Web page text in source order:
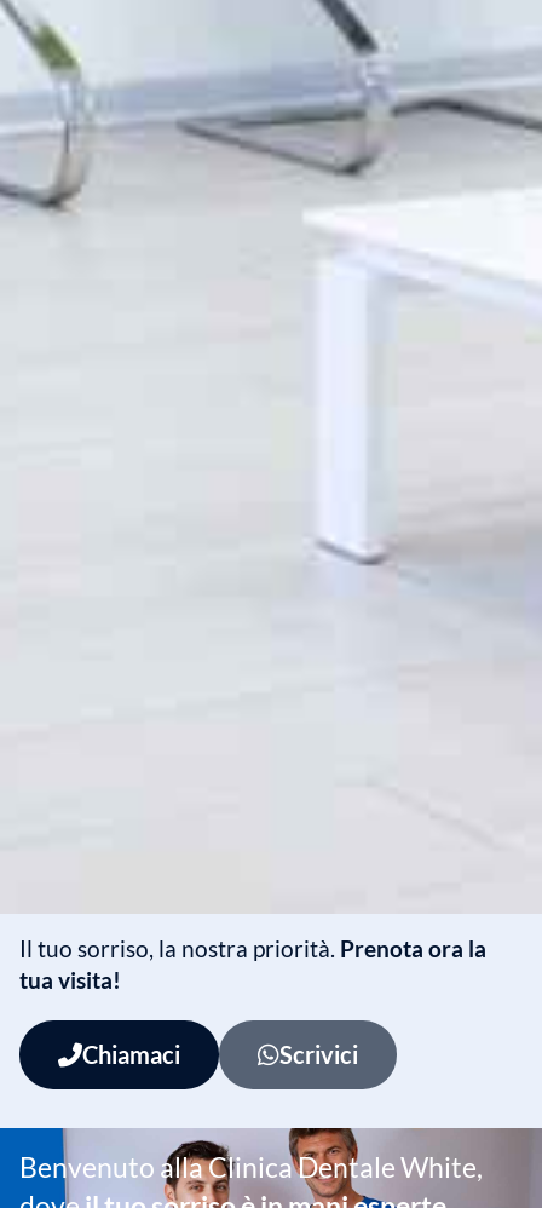
Il tuo sorriso, la nostra priorità. Prenota ora la
tua visita!
Chiamaci Scrivici
Benvenuto alla Clinica Dentale White,